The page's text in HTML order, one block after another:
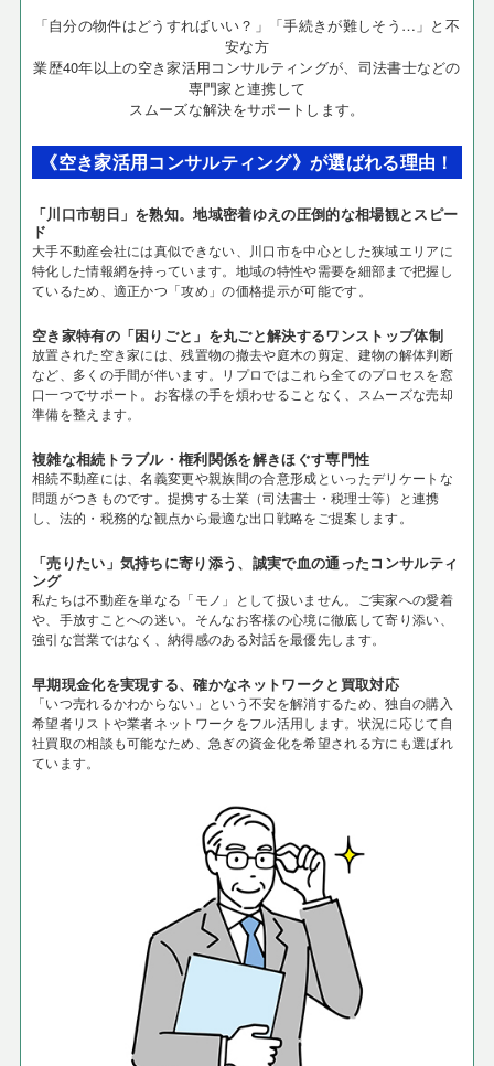
「自分の物件はどうすればいい？」「手続きが難しそう…」と不
安な方
業歴40年以上の空き家活用コンサルティングが、司法書士などの
専門家と連携して
スムーズな解決をサポートします。
《空き家活用コンサルティング》が選ばれる理由！
「川口市朝日」を熟知。地域密着ゆえの圧倒的な相場観とスピー
ド
大手不動産会社には真似できない、川口市を中心とした狭域エリアに
特化した情報網を持っています。地域の特性や需要を細部まで把握し
ているため、適正かつ「攻め」の価格提示が可能です。
空き家特有の「困りごと」を丸ごと解決するワンストップ体制
放置された空き家には、残置物の撤去や庭木の剪定、建物の解体判断
など、多くの手間が伴います。リプロではこれら全てのプロセスを窓
口一つでサポート。お客様の手を煩わせることなく、スムーズな売却
準備を整えます。
複雑な相続トラブル・権利関係を解きほぐす専門性
相続不動産には、名義変更や親族間の合意形成といったデリケートな
問題がつきものです。提携する士業（司法書士・税理士等）と連携
し、法的・税務的な観点から最適な出口戦略をご提案します。
「売りたい」気持ちに寄り添う、誠実で血の通ったコンサルティ
ング
私たちは不動産を単なる「モノ」として扱いません。ご実家への愛着
や、手放すことへの迷い。そんなお客様の心境に徹底して寄り添い、
強引な営業ではなく、納得感のある対話を最優先します。
早期現金化を実現する、確かなネットワークと買取対応
「いつ売れるかわからない」という不安を解消するため、独自の購入
希望者リストや業者ネットワークをフル活用します。状況に応じて自
社買取の相談も可能なため、急ぎの資金化を希望される方にも選ばれ
ています。